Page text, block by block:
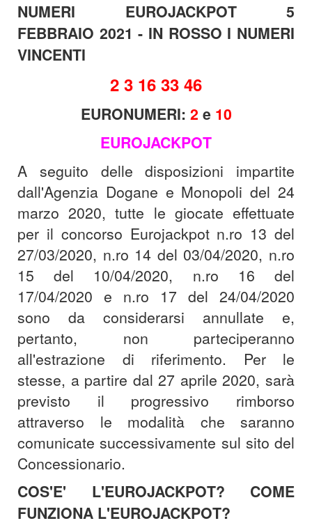
NUMERI EUROJACKPOT 5
FEBBRAIO 2021 - IN ROSSO I NUMERI
VINCENTI
2 3 16 33 46
EURONUMERI: 2 e10
EUROJACKPOT
A seguito delle disposizioni impartite
dall'Agenzia Dogane e Monopoli del 24
marzo 2020, tutte le giocate effettuate
per il concorso Eurojackpot n.ro 13 del
27/03/2020, n.ro 14 del 03/04/2020, n.ro
15 del 10/04/2020, n.ro 16 del
17/04/2020 e n.ro 17 del 24/04/2020
sono da considerarsi annullate e,
pertanto, non parteciperanno
all'estrazione di riferimento. Per le
stesse, a partire dal 27 aprile 2020, sarà
previsto il progressivo rimborso
attraverso le modalità che saranno
comunicate successivamente sul sito del
Concessionario.
COS'E' L'EUROJACKPOT? COME
FUNZIONA L'EUROJACKPOT?